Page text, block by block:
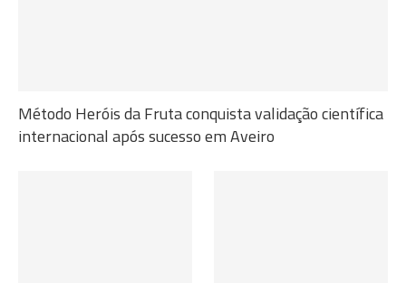
Método Heróis da Fruta conquista validação científica
internacional após sucesso em Aveiro